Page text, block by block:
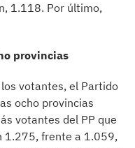
1.118. Por último,
provincias
votantes, el Partido
ocho provincias
votantes del PP que
1.275, frente a 1.059,